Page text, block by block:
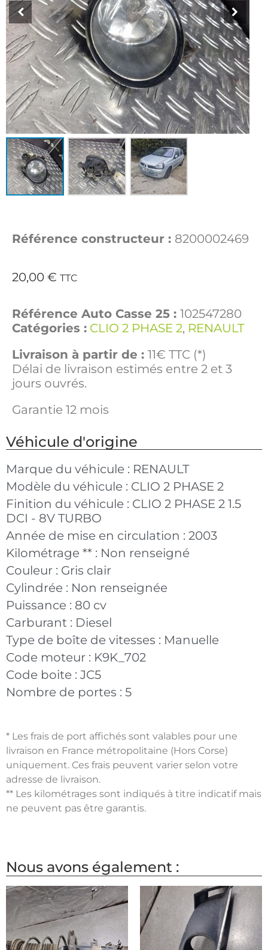
Référence constructeur : 8200002469
20,00 € TTC
Référence Auto Casse 25 : 102547280
Catégories : CLIO 2 PHASE 2, RENAULT
Livraison à partir de : 11€ TTC (*)
Délai de livraison estimés entre 2 et 3
jours ouvrés.
Garantie 12 mois
Véhicule d'origine
Marque du véhicule : RENAULT
Modèle du véhicule : CLIO 2 PHASE 2
Finition du véhicule : CLIO 2 PHASE 2 1.5
DCI - 8V TURBO
Année de mise en circulation : 2003
Kilométrage ** : Non renseigné
Couleur : Gris clair
Cylindrée : Non renseignée
Puissance : 80 cv
Carburant : Diesel
Type de boîte de vitesses : Manuelle
Code moteur : K9K_702
Code boite : JC5
Nombre de portes : 5
* Les frais de port affichés sont valables pour une
livraison en France métropolitaine (Hors Corse)
uniquement. Ces frais peuvent varier selon votre
adresse de livraison.
** Les kilométrages sont indiqués à titre indicatif mais
ne peuvent pas être garantis.
Nous avons également :